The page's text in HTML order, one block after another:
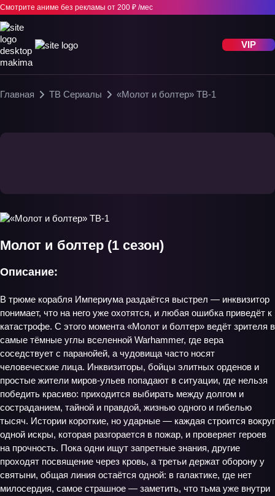
Смотрите аниме без рекламы от 200 ₽ /мес
VIP
Главная ТВ Сериалы «Молот и болтер» ТВ-1
Молот и болтер (1 сезон)
Описание:
В трюме корабля Империума раздаётся выстрел — инквизитор
понимает, что на него уже охотятся, и любая ошибка приведёт к
катастрофе. С этого момента «Молот и болтер» ведёт зрителя в
самые тёмные углы вселенной Warhammer, где вера
соседствует с паранойей, а чудовища часто носят
человеческие лица. Инквизиторы, бойцы элитных орденов и
простые жители миров‑ульев попадают в ситуации, где нельзя
победить красиво: приходится выбирать между долгом и
состраданием, тайной и правдой, жизнью одного и гибелью
тысяч. Истории короткие, но ударные — каждая строится вокруг
одной искры, которая разгорается в пожар, и проверяет героев
на прочность. Пока одни ищут запретные знания, другие
проходят посвящение через кровь, а третьи держат оборону у
святыни, общая линия остаётся одной: в галактике, где нет
милосердия, самое страшное — заметить, что тьма уже внутри